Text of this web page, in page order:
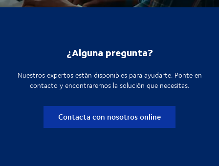
¿Alguna pregunta?
Nuestros expertos están disponibles para ayudarte. Ponte en
contacto y encontraremos la solución que necesitas.
Contacta con nosotros online